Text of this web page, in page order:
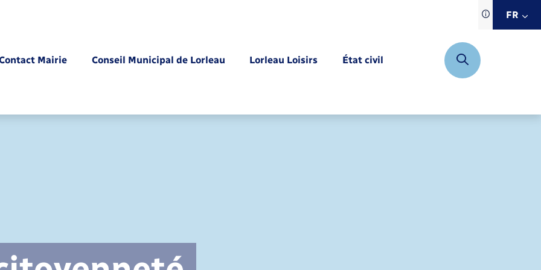
Traduction
siteFR
Mairie Conseil Municipal de Lorleau Lorleau Loisirs État civil